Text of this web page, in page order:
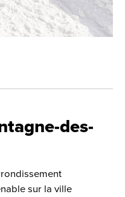
des-
sur la ville